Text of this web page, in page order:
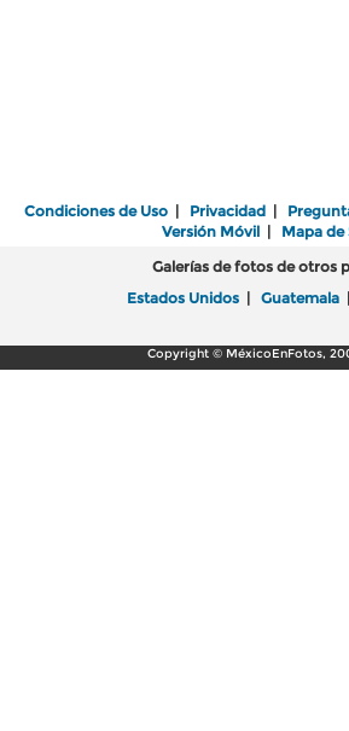
Condiciones de Uso | Privacidad |
Versión Móvil| Mapa de
Galerías de fotos de otros
Estados Unidos | Guatemala
Copyright © MéxicoEnFotos,